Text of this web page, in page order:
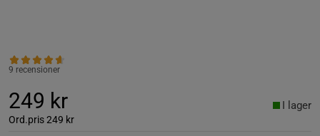
9 recensioner
249 kr
Ord.pris249 kr
I lager